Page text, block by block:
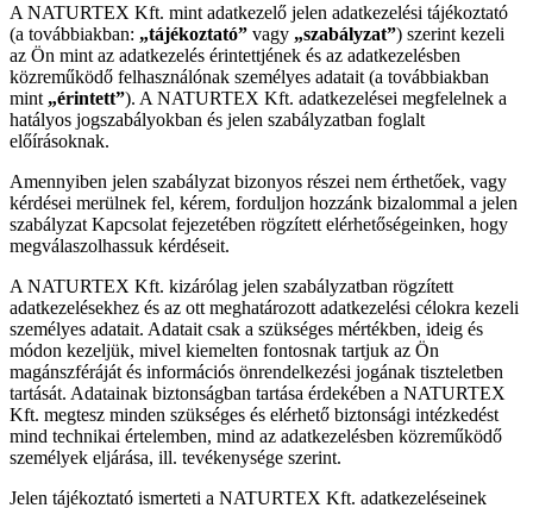
A NATURTEX Kft. mint adatkezelő jelen adatkezelési tájékoztató
(a továbbiakban: „tájékoztató” vagy „szabályzat”) szerint kezeli
az Ön mint az adatkezelés érintettjének és az adatkezelésben
közreműködő felhasználónak személyes adatait (a továbbiakban
mint „érintett”). A NATURTEX Kft. adatkezelései megfelelnek a
hatályos jogszabályokban és jelen szabályzatban foglalt
előírásoknak.
Amennyiben jelen szabályzat bizonyos részei nem érthetőek, vagy
kérdései merülnek fel, kérem, forduljon hozzánk bizalommal a jelen
szabályzat Kapcsolat fejezetében rögzített elérhetőségeinken, hogy
megválaszolhassuk kérdéseit.
A NATURTEX Kft. kizárólag jelen szabályzatban rögzített
adatkezelésekhez és az ott meghatározott adatkezelési célokra kezeli
személyes adatait. Adatait csak a szükséges mértékben, ideig és
módon kezeljük, mivel kiemelten fontosnak tartjuk az Ön
magánszféráját és információs önrendelkezési jogának tiszteletben
tartását. Adatainak biztonságban tartása érdekében a NATURTEX
Kft. megtesz minden szükséges és elérhető biztonsági intézkedést
mind technikai értelemben, mind az adatkezelésben közreműködő
személyek eljárása, ill. tevékenysége szerint.
Jelen tájékoztató ismerteti a NATURTEX Kft. adatkezeléseinek